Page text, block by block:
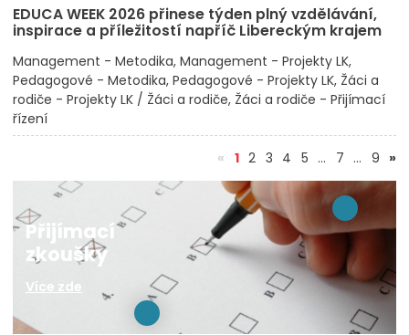
EDUCA WEEK 2026 přinese týden plný vzdělávání,
inspirace a příležitostí napříč Libereckým krajem
Management - Metodika Management - Projekty LK
Pedagogové - Metodika Pedagogové - Projekty LK Žáci a
rodiče - Projekty LK / Žáci a rodiče Žáci a rodiče - Přijímací
řízení
« 1(aktuální)
2 3 4 5 … 7 … 9 »
Přijímací
zkoušky
Více zde